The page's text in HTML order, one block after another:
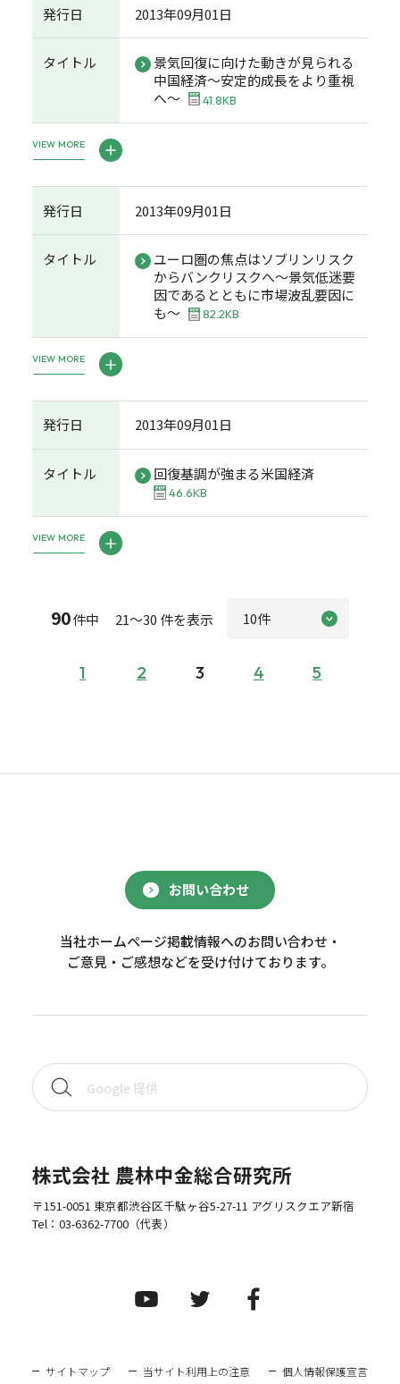
発行日 2013年09月01日
タイトル
景気回復に向けた動きが見られる
中国経済～安定的成長をより重視
へ～
41.8KB
VIEW MORE
発行日 2013年09月01日
タイトル
ユーロ圏の焦点はソブリンリスク
からバンクリスクへ～景気低迷要
因であるとともに市場波乱要因に
も～
82.2KB
VIEW MORE
発行日 2013年09月01日
タイトル 回復基調が強まる米国経済
46.6KB
VIEW MORE
90件中 21～30 件を表示
1 2 3 4 5
お問い合わせ
当社ホームページ掲載情報へのお問い合わせ・
ご意見・ご感想などを受け付けております。
株式会社 農林中金総合研究所
〒151-0051 東京都渋谷区千駄ヶ谷5-27-11 アグリスクエア新宿
Tel： 03-6362-7700（代表）
サイトマップ 当サイト利用上の注意 個人情報保護宣言